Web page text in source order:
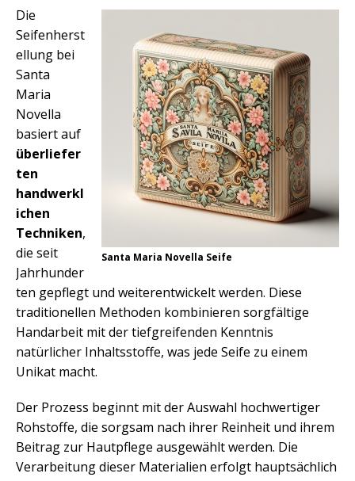
Santa Maria Novella Seife
Die
Seifenherst
ellung bei
Santa
Maria
Novella
basiert auf
überliefer
ten
handwerkl
ichen
Techniken,
die seit
Jahrhunder
ten gepflegt und weiterentwickelt werden. Diese
traditionellen Methoden kombinieren sorgfältige
Handarbeit mit der tiefgreifenden Kenntnis
natürlicher Inhaltsstoffe, was jede Seife zu einem
Unikat macht.
Der Prozess beginnt mit der Auswahl hochwertiger
Rohstoffe, die sorgsam nach ihrer Reinheit und ihrem
Beitrag zur Hautpflege ausgewählt werden. Die
Verarbeitung dieser Materialien erfolgt hauptsächlich